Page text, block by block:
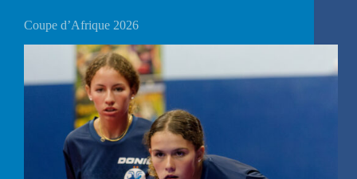
Coupe d’Afrique 2026